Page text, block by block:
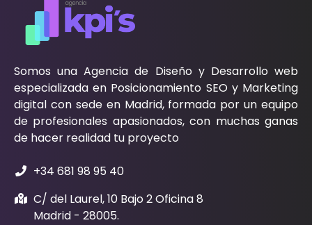
Somos una Agencia de Diseño y Desarrollo web
especializada en Posicionamiento SEO y Marketing
digital con sede en Madrid, formada por un equipo
de profesionales apasionados, con muchas ganas
de hacer realidad tu proyecto
+34 681 98 95 40
C/ del Laurel, 10 Bajo 2 Oficina 8
Madrid - 28005.